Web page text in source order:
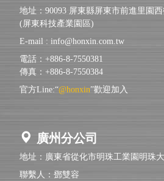
地址：90093 屏東縣屏東市前進里園西
(屏東科技產業園區)
E-mail : info@honxin.com.tw
電話：+886-8-7550381
傳真：+886-8-7550384
官方Line:“@honxin”歡迎加入
廣州分公司
地址：廣東省從化市明珠工業園明珠
聯繫人：鄧雙容